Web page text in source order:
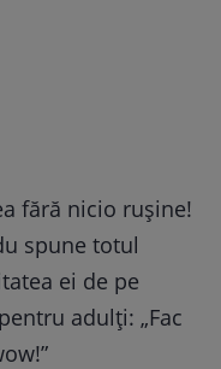
fără nicio rușine!
spune totul
ei de pe
adulți: „Fac